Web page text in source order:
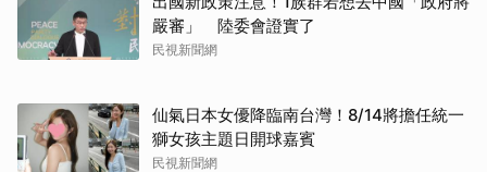
嚴審」 陸委會證實了
民視新聞網
仙氣日本女優降臨南台灣！8/14將擔任統一
獅女孩主題日開球嘉賓
民視新聞網